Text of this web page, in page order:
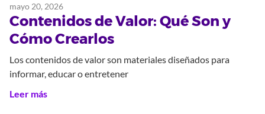
mayo 20, 2026
Contenidos de Valor: Qué Son y
Cómo Crearlos
Los contenidos de valor son materiales diseñados para
informar, educar o entretener
Leer más